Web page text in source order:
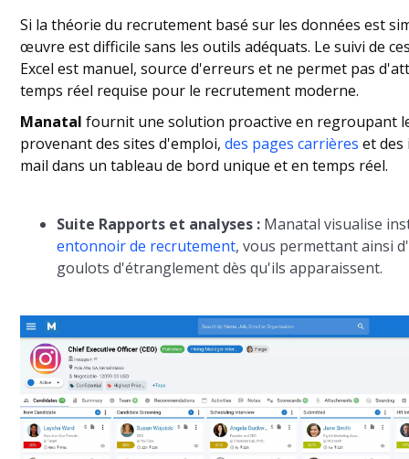
Si la théorie du recrutement basé sur les données est
œuvre est difficile sans les outils adéquats. Le suivi de
Excel est manuel, source d'erreurs et ne permet pas
temps réel requise pour le recrutement moderne.
Manatal fournit une solution proactive en regroupant
provenant des sites d'emploi,des pages carrières et
mail dans un tableau de bord unique et en temps réel.
Suite Rapports et analyses : Manatal visualise
entonnoir de recrutement, vous permettant ainsi
goulots d'étranglement dès qu'ils apparaissent.